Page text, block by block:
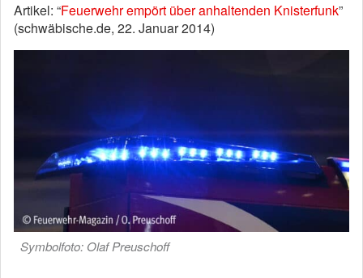
Artikel: “Feuerwehr empört über anhaltenden Knisterfunk”
(schwäbische.de, 22. Januar 2014)
Symbolfoto: Olaf Preuschoff